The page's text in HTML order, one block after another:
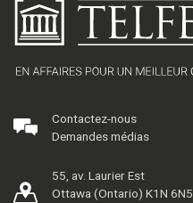
Contactez-nous
Demandes médias
55, av. Laurier Est
Ottawa (Ontario) K1N 6N5